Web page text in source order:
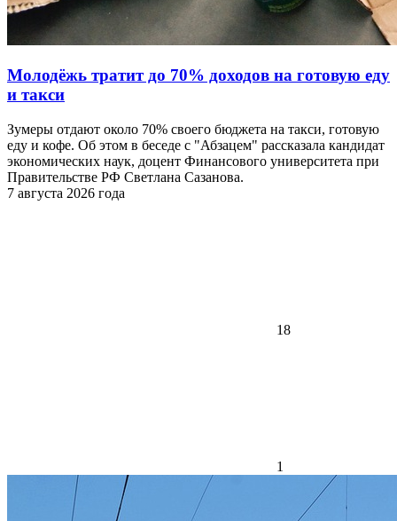
Молодёжь тратит до 70% доходов на готовую еду
и такси
Зумеры отдают около 70% своего бюджета на такси, готовую
еду и кофе. Об этом в беседе с "Абзацем" рассказала кандидат
экономических наук, доцент Финансового университета при
Правительстве РФ Светлана Сазанова.
7 августа 2026 года
18
1